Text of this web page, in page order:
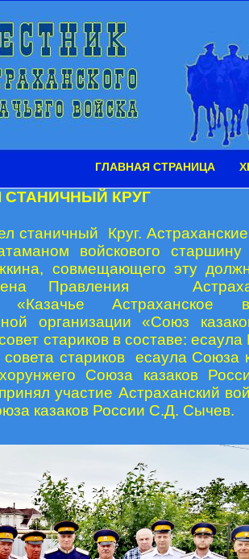
ГЛАВНАЯ СТРАНИЦА
КРУГ
станичный Круг. Астраханские
войскового
совмещающего эту
Правления
«Казачье Астраханское
организации «Союз
стариков в составе: есаула
стариков есаула Союза
Союза казаков
участие Астраханский
казаков России С.Д. Сычев.